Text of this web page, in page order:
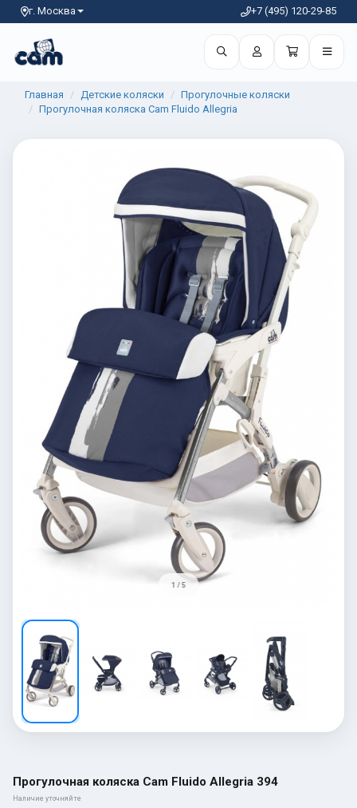
г. Москва +7 (495) 120-29-85
Главная Детские коляски
Прогулочные коляски
Прогулочная коляска Cam Fluido Allegria
1 / 5
Прогулочная коляска Cam Fluido Allegria 394
Наличие уточняйте